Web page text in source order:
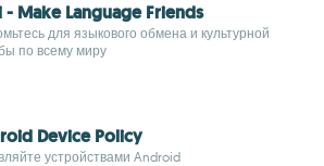
- Make Language Friends
для языкового обмена и культурной
по всему миру
Device Policy
устройствами Android